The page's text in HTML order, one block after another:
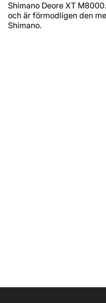
Shimano Deore XT
och är förmodligen den
Shimano.